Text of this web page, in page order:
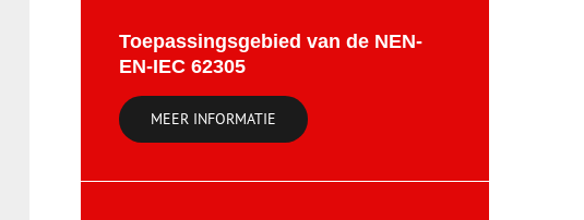
Toepassingsgebied van de NEN-
EN-IEC 62305
MEER INFORMATIE